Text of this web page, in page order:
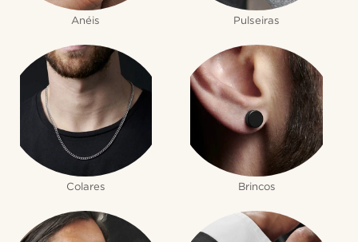
Anéis Pulseiras
Colares Brincos